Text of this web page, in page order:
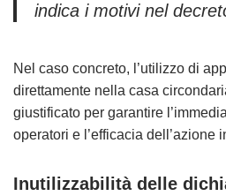
indica i motivi nel
Nel caso concreto, l’utilizzo di
direttamente nella casa
giustificato per garantire
operatori e l’efficacia dell’azione
Inutilizzabilità delle